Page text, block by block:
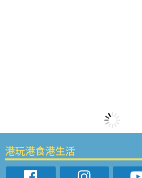
港玩港食港生活